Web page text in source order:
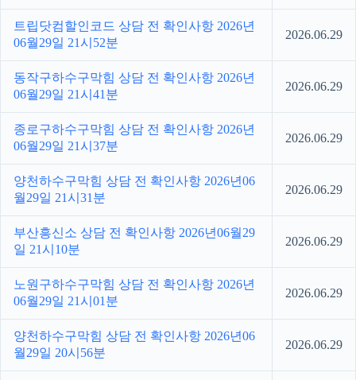
트립닷컴할인코드 상담 전 확인사항 2026년
06월29일 21시52분
2026.06.29
동작구하수구막힘 상담 전 확인사항 2026년
06월29일 21시41분
2026.06.29
종로구하수구막힘 상담 전 확인사항 2026년
06월29일 21시37분
2026.06.29
양천하수구막힘 상담 전 확인사항 2026년06
월29일 21시31분
2026.06.29
부산흥신소 상담 전 확인사항 2026년06월29
일 21시10분
2026.06.29
노원구하수구막힘 상담 전 확인사항 2026년
06월29일 21시01분
2026.06.29
양천하수구막힘 상담 전 확인사항 2026년06
월29일 20시56분
2026.06.29